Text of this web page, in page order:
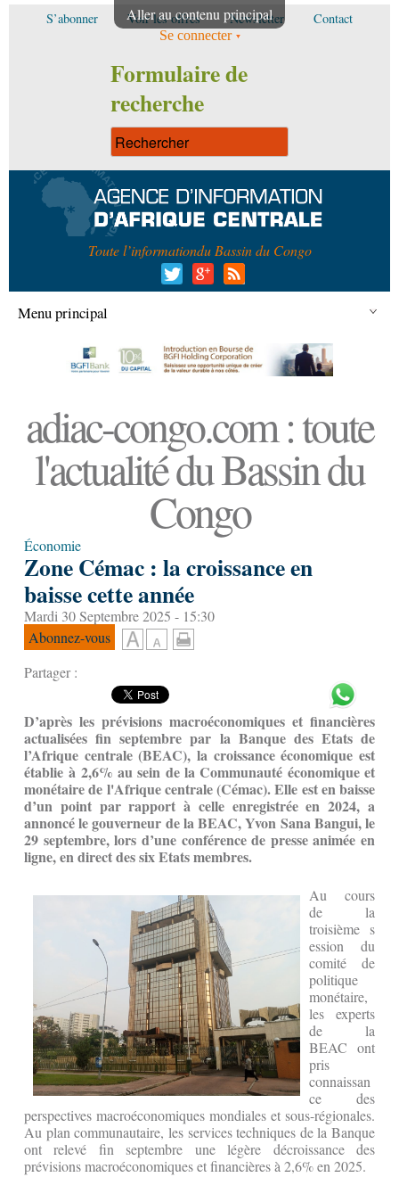
Aller au contenu principal
S’abonner Voir les offres Newsletter Contact
Se connecter
Formulaire de
recherche
Toute l’informationdu Bassin du Congo
Menu principal
adiac-congo.com : toute
l'actualité du Bassin du
Congo
Économie
Zone Cémac : la croissance en
baisse cette année
Mardi 30 Septembre 2025 - 15:30
Abonnez-vous
Partager :
D’après les prévisions macroéconomiques et financières
actualisées fin septembre par la Banque des Etats de
l’Afrique centrale (BEAC), la croissance économique est
établie à 2,6% au sein de la Communauté économique et
monétaire de l'Afrique centrale (Cémac). Elle est en baisse
d’un point par rapport à celle enregistrée en 2024, a
annoncé le gouverneur de la BEAC, Yvon Sana Bangui, le
29 septembre, lors d’une conférence de presse animée en
ligne, en direct des six Etats membres.
Au cours
de la
troisième s
ession du
comité de
politique
monétaire,
les experts
de la
BEAC ont
pris
connaissan
ce des
perspectives macroéconomiques mondiales et sous-régionales.
Au plan communautaire, les services techniques de la Banque
ont relevé fin septembre une légère décroissance des
prévisions macroéconomiques et financières à 2,6% en 2025.